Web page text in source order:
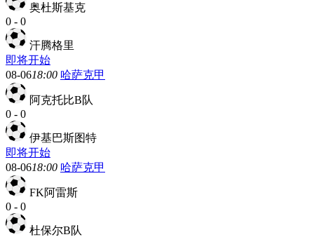
奥杜斯基克
0 - 0
汗腾格里
即将开始
08-0618:00 哈萨克甲
阿克托比B队
0 - 0
伊基巴斯图特
即将开始
08-0618:00 哈萨克甲
FK阿雷斯
0 - 0
杜保尔B队